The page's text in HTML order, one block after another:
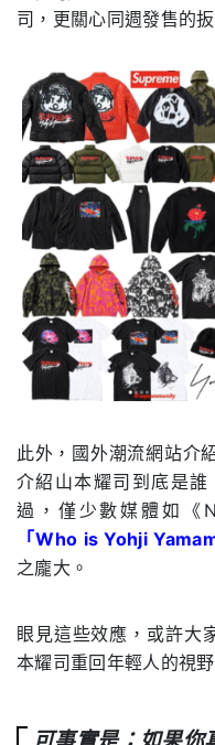
司，更關心同週發售的
此外，國外潮流網站介
介紹山本耀司到底是
過，僅少數媒體如《
「Who is Yohji
之龐大。
眼見這些效應，或許大
本耀司重回年輕人的視野